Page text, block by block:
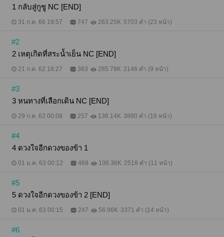
1 กลับสู่กูซู NC [END]
31 ก.ค. 66 19:57 747 263.25K 5703 คำ (23 หน้า)
#2
2 เหตุเกิดที่สระน้ำเย็น NC [END]
21 ก.ค. 62 18:27 383 285.78K 2146 คำ (9 หน้า)
#3
3 หนทางที่เลือกเดิน NC [END]
29 ก.ค. 62 00:08 257 136.14K 3880 คำ (16 หน้า)
#4
4 ดวงใจอีกดวงของข้า 1
01 ม.ค. 63 00:12 468 106.36K 2518 คำ (11 หน้า)
#5
5 ดวงใจอีกดวงของข้า 2 [END]
01 ม.ค. 63 00:15 247 56.96K 3371 คำ (14 หน้า)
#6